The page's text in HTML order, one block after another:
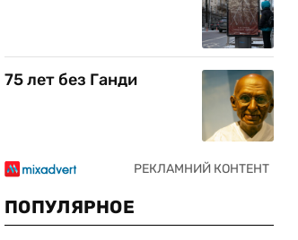
75 лет без Ганди
ПОПУЛЯРНОЕ